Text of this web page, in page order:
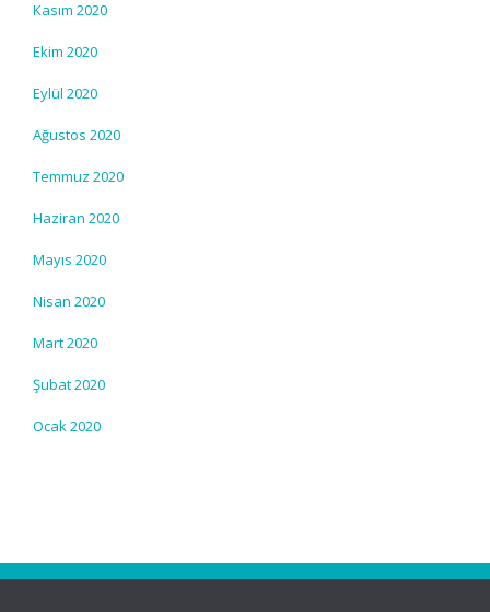
Kasım 2020
Ekim 2020
Eylül 2020
Ağustos 2020
Temmuz 2020
Haziran 2020
Mayıs 2020
Nisan 2020
Mart 2020
Şubat 2020
Ocak 2020